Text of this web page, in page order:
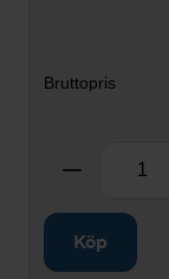
Ta bort
Köp